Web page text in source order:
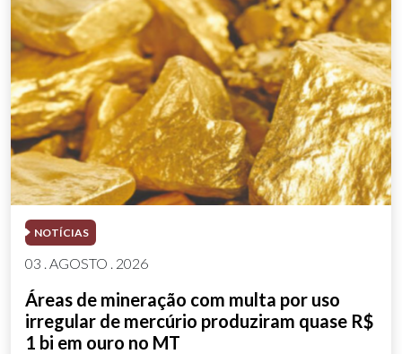
NOTÍCIAS
03 . AGOSTO . 2026
Áreas de mineração com multa por uso
irregular de mercúrio produziram quase R$
1 bi em ouro no MT